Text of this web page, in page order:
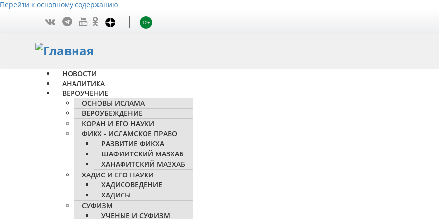
Перейти к основному содержанию
12+
НОВОСТИ
АНАЛИТИКА
ВЕРОУЧЕНИЕ
ОСНОВЫ ИСЛАМА
ВЕРОУБЕЖДЕНИЕ
КОРАН И ЕГО НАУКИ
ФИКХ - ИСЛАМСКОЕ ПРАВО
РАЗВИТИЕ ФИКХА
ШАФИИТСКИЙ МАЗХАБ
ХАНАФИТСКИЙ МАЗХАБ
ХАДИС И ЕГО НАУКИ
ХАДИСОВЕДЕНИЕ
ХАДИСЫ
СУФИЗМ
УЧЕНЫЕ И СУФИЗМ